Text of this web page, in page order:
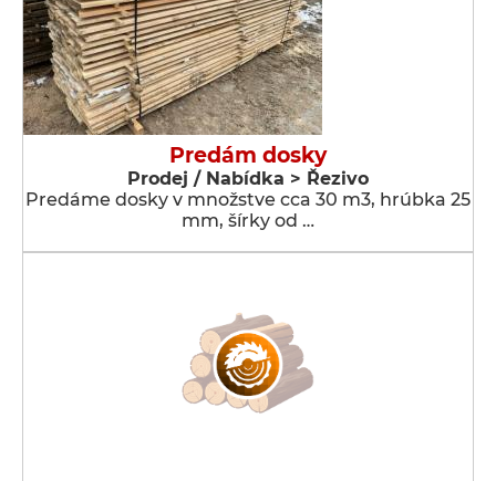
Predám dosky
Prodej / Nabídka > Řezivo
Predáme dosky v množstve cca 30 m3, hrúbka 25
mm, šírky od …